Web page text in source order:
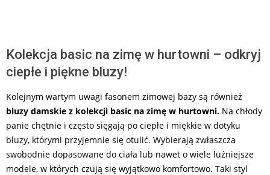
Kolekcja basic na zimę w hurtowni – odkryj
ciepłe i piękne bluzy!
Kolejnym wartym uwagi fasonem zimowej bazy są również
bluzy damskie z kolekcji basic na zimę w hurtowni. Na chłody
panie chętnie i często sięgają po ciepłe i miękkie w dotyku
bluzy, którymi przyjemnie się otulić. Wybierają zwłaszcza
swobodnie dopasowane do ciała lub nawet o wiele luźniejsze
modele, w których czują się wyjątkowo komfortowo. Taki styl